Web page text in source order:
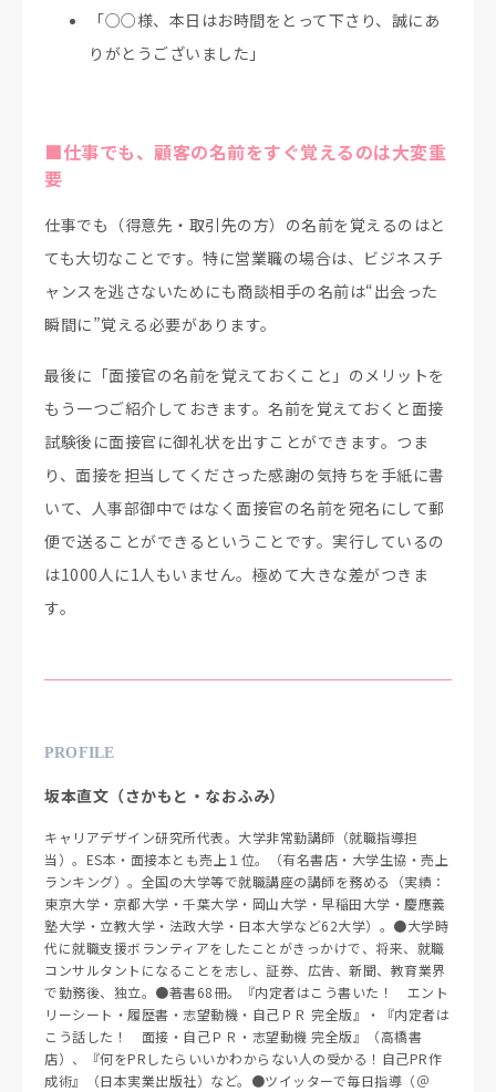
「○○様、本日はお時間をとって下さり、誠にあ
りがとうございました」
■仕事でも、顧客の名前をすぐ覚えるのは大変重
要
仕事でも（得意先・取引先の方）の名前を覚えるのはと
ても大切なことです。特に営業職の場合は、ビジネスチ
ャンスを逃さないためにも商談相手の名前は“出会った
瞬間に”覚える必要があります。
最後に「面接官の名前を覚えておくこと」のメリットを
もう一つご紹介しておきます。名前を覚えておくと面接
試験後に面接官に御礼状を出すことができます。つま
り、面接を担当してくださった感謝の気持ちを手紙に書
いて、人事部御中ではなく面接官の名前を宛名にして郵
便で送ることができるということです。実行しているの
は1000人に1人もいません。極めて大きな差がつきま
す。
PROFILE
坂本直文（さかもと・なおふみ）
キャリアデザイン研究所代表。大学非常勤講師（就職指導担
当）。ES本・面接本とも売上１位。（有名書店・大学生協・売上
ランキング）。全国の大学等で就職講座の講師を務める（実績：
東京大学・京都大学・千葉大学・岡山大学・早稲田大学・慶應義
塾大学・立教大学・法政大学・日本大学など62大学）。●大学時
代に就職支援ボランティアをしたことがきっかけで、将来、就職
コンサルタントになることを志し、証券、広告、新聞、教育業界
で勤務後、独立。●著書68冊。『内定者はこう書いた！ エント
リーシート・履歴書・志望動機・自己ＰＲ 完全版』・『内定者は
こう話した！ 面接・自己ＰＲ・志望動機 完全版』（高橋書
店）、『何をPRしたらいいかわからない人の受かる！自己PR作
成術』（日本実業出版社）など。●ツイッターで毎日指導（＠